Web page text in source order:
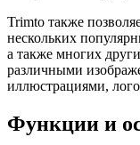
Trimto также
нескольких
а также многих
различными
иллюстрациями,
Функции и